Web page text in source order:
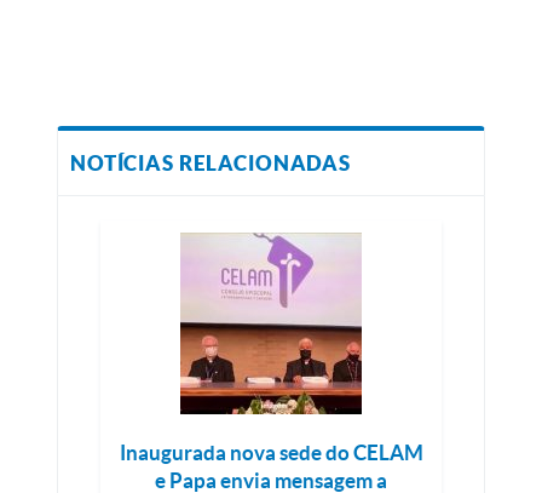
NOTÍCIAS RELACIONADAS
Inaugurada nova sede do CELAM
e Papa envia mensagem a